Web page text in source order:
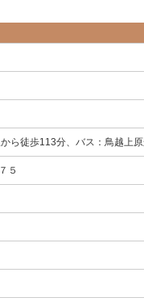
ら徒歩113分、バス：鳥越上
５